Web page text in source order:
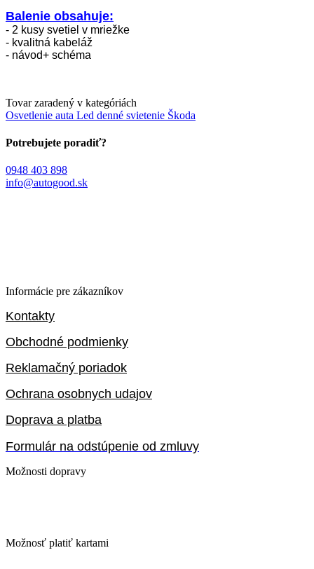
Balenie obsahuje:
- 2 kusy svetiel v mriežke
- kvalitná kabeláž
- návod+ schéma
Tovar zaradený v kategóriách
Osvetlenie auta Led denné svietenie Škoda
Potrebujete poradiť?
0948 403 898
info@autogood.sk
Informácie pre zákazníkov
Kontakty
Obchodné podmienky
Reklamačný poriadok
Ochrana osobnych udajov
Doprava a platba
Formulár na odstúpenie od zmluvy
Možnosti dopravy
Možnosť platiť kartami